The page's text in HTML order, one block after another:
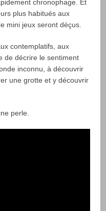
chronophage. Et
plus habitués aux
mini jeux seront déçus.
contemplatifs, aux
de décrire le sentiment
inconnu, à découvrir
une grotte et y découvrir
perle.